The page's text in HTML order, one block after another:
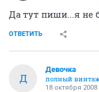
Да тут пиши...я не
ОТВЕТИТЬ
Д
Девочка
полный
18 октября 2008